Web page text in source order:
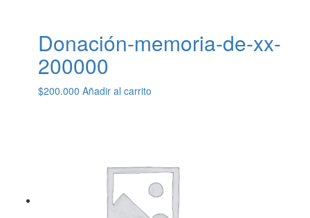
Donación-memoria-de-xx-
200000
$200.000 Añadir al carrito